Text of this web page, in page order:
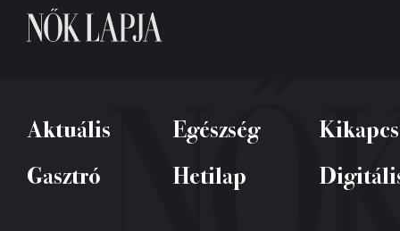
Aktuális Egészség
Kikapcs
Gasztró
Hetilap